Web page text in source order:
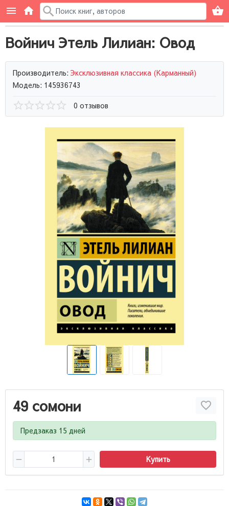
Войнич Этель Лилиан: Овод
Производитель: Эксклюзивная классика (Карманный)
Модель: 145936743
0 отзывов
49 сомони
Предзаказ 15 дней
Купить